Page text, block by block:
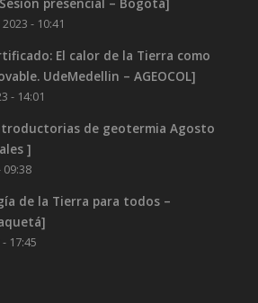
- 10:41
El calor de la Tierra como
UdeMedellin – AGEOCOL]
- 14:01
de geotermia Agosto
]
09:38
de la Tierra para todos –
17:45